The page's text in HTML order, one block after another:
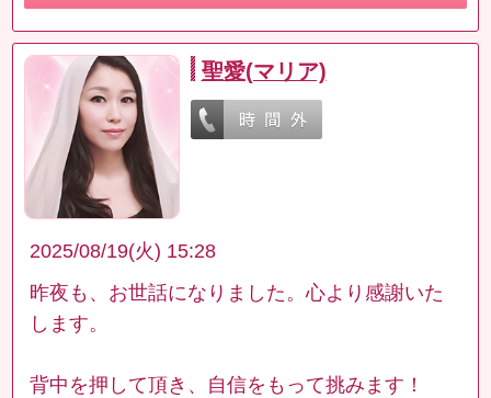
聖愛(マリア)
2025/08/19(火) 15:28
昨夜も、お世話になりました。心より感謝いた
します。
背中を押して頂き、自信をもって挑みます！